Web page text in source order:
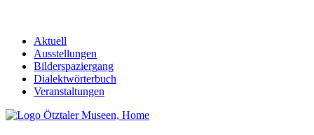
Aktuell
Ausstellungen
Bilderspaziergang
Dialektwörterbuch
Veranstaltungen